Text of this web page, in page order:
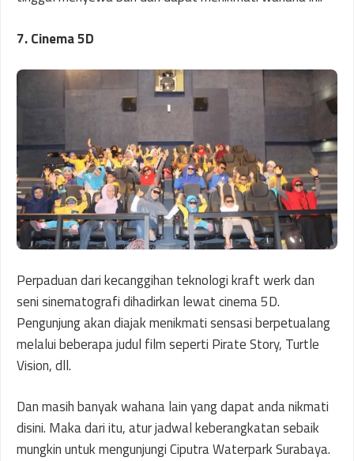
7. Cinema 5D
Perpaduan dari kecanggihan teknologi kraft werk dan
seni sinematografi dihadirkan lewat cinema 5D.
Pengunjung akan diajak menikmati sensasi berpetualang
melalui beberapa judul film seperti Pirate Story, Turtle
Vision, dll.
Dan masih banyak wahana lain yang dapat anda nikmati
disini. Maka dari itu, atur jadwal keberangkatan sebaik
mungkin untuk mengunjungi Ciputra Waterpark Surabaya.